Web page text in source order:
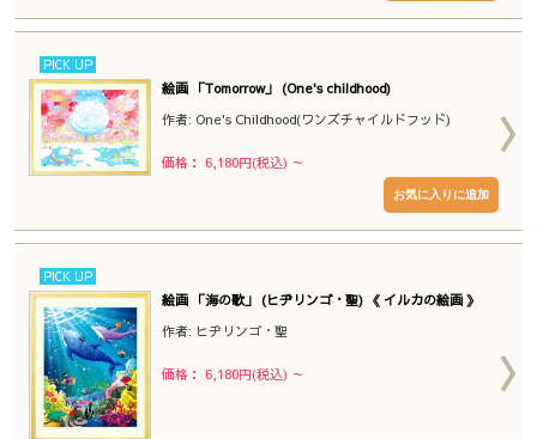
PICK UP
絵画 「Tomorrow」 (One's childhood)
作者: One's Childhood(ワンズチャイルドフッド)
価格： 6,180円(税込) ～
PICK UP
絵画 「海の歌」 (ヒヂリンゴ・聖) 《 イルカの絵画 》
作者: ヒヂリンゴ・聖
価格： 6,180円(税込) ～